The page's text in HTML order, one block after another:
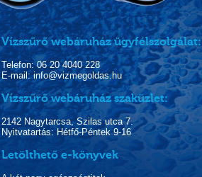
Vízszűrő webáruház ügyfélszolgálat:
Telefon: 06 20 4040 228
E-mail: info@vizmegoldas.hu
Vízszűrő webáruház szaküzlet:
2142 Nagytarcsa, Szilas utca 7.
Nyitvatartás: Hétfő-Péntek 9-16
Letölthető e-könyvek